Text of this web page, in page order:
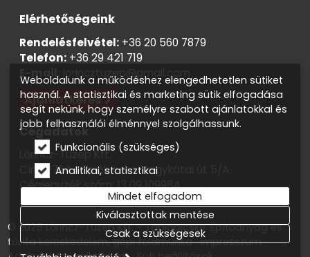
Elérhetőségeink
Rendelésfelvétel: +36 20 560 7879
Telefon: +36 29 421 719
E-mail: lorincztuzep@gmail.com
Ajánlatkérés
Cégadatok
Lőrincz-Tüzép Kft.
Cím: 2764 Tápióbicske, Nagykátai út 5/A.
Cégjegyzék szám: 13 09 109984
Adószám: 13819138-2-13
© 2025 Lőrincz-Tüzép Kft. - Tápióbicske. Építőanyag és
tűzifa kereskedelem, gépi földmunka Impresszum
Weboldalunk a működéshez elengedhetetlen sütiket
használ. A statisztikai és marketing sütik elfogadása
segít nekünk, hogy személyre szabott ajánlatokkal és
jobb felhasználói élménnyel szolgálhassunk.
Funkcionális (szükséges)
Analitikai, statisztikai
Mindet elfogadom
Kiválasztottak mentése
Csak a szükségesek